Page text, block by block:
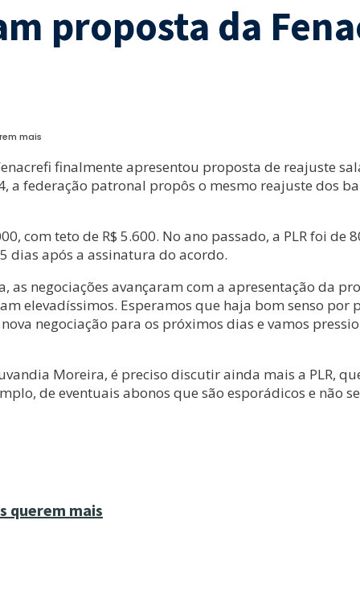
proposta da
mais
finalmente apresentou proposta de reajuste
federação patronal propôs o mesmo reajuste dos
com teto de R$ 5.600. No ano passado, a PLR foi de
dias após a assinatura do acordo.
negociações avançaram com a apresentação da
elevadíssimos. Esperamos que haja bom senso por
negociação para os próximos dias e vamos
Moreira, é preciso discutir ainda mais a PLR,
de eventuais abonos que são esporádicos e não
querem mais